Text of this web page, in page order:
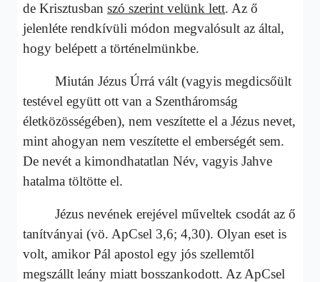
de Krisztusbanszó szerint velünk lett. Az ő
jelenléte rendkívüli módon megvalósult az által,
hogy belépett a történelmünkbe.
Miután Jézus Úrrá vált (vagyis megdicsőült
testével együtt ott van a Szentháromság
életközösségében), nem veszítette el a Jézus nevet,
mint ahogyan nem veszítette el emberségét sem.
De nevét a kimondhatatlan Név, vagyis Jahve
hatalma töltötte el.
Jézus nevének erejével műveltek csodát az ő
tanítványai (vö. ApCsel 3,6; 4,30). Olyan eset is
volt, amikor Pál apostol egy jós szellemtől
megszállt leány miatt bosszankodott. Az ApCsel